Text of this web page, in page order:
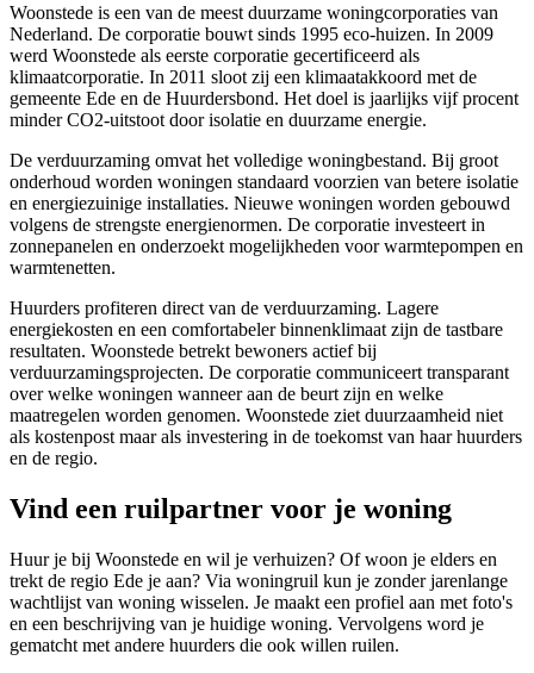
Woonstede is een van de meest duurzame woningcorporaties van
Nederland. De corporatie bouwt sinds 1995 eco-huizen. In 2009
werd Woonstede als eerste corporatie gecertificeerd als
klimaatcorporatie. In 2011 sloot zij een klimaatakkoord met de
gemeente Ede en de Huurdersbond. Het doel is jaarlijks vijf procent
minder CO2-uitstoot door isolatie en duurzame energie.
De verduurzaming omvat het volledige woningbestand. Bij groot
onderhoud worden woningen standaard voorzien van betere isolatie
en energiezuinige installaties. Nieuwe woningen worden gebouwd
volgens de strengste energienormen. De corporatie investeert in
zonnepanelen en onderzoekt mogelijkheden voor warmtepompen en
warmtenetten.
Huurders profiteren direct van de verduurzaming. Lagere
energiekosten en een comfortabeler binnenklimaat zijn de tastbare
resultaten. Woonstede betrekt bewoners actief bij
verduurzamingsprojecten. De corporatie communiceert transparant
over welke woningen wanneer aan de beurt zijn en welke
maatregelen worden genomen. Woonstede ziet duurzaamheid niet
als kostenpost maar als investering in de toekomst van haar huurders
en de regio.
Vind een ruilpartner voor je woning
Huur je bij Woonstede en wil je verhuizen? Of woon je elders en
trekt de regio Ede je aan? Via woningruil kun je zonder jarenlange
wachtlijst van woning wisselen. Je maakt een profiel aan met foto's
en een beschrijving van je huidige woning. Vervolgens word je
gematcht met andere huurders die ook willen ruilen.